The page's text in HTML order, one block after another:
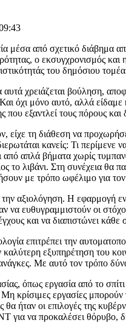
μέσα από σχετικό διάβημα
ο εκσυγχρονισμός
του δημόσιου
χρειάζεται βούληση,
όχι μόνο αυτό, αλλά
που εξαντλεί τους πόρους
είχε τη διάθεση να
κανείς: Τι
από απλά βήματα χωρίς
το λιβάνι. Στη συνέχεια θα
με τρόπο ωφέλιμο για
αξιολόγηση. Η εφαρμογή
να ευθυγραμμιστούν οι
και να διαπιστώνει
επιτρέπει την
καλύτερη εξυπηρέτηση του
Με αυτό τον τρόπο
όπως εργασία από το
κρίσιμες εργασίες
θα ήταν οι επιλογές της
για να προκαλέσει θόρυβο,